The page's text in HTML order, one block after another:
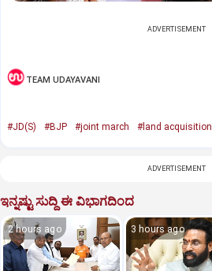
ADVERTISEMENT
TEAM UDAYAVANI
#JD(S) #BJP #joint march #land acquisition
ADVERTISEMENT
ಇನ್ನಷ್ಟು ಸುದ್ದಿ ಈ ವಿಭಾಗದಿಂದ
2 hours ago 3 hours ago